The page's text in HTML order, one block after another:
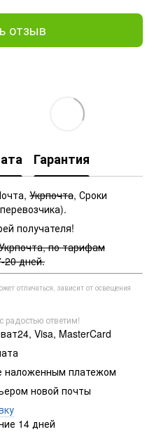
отзыв
Гарантия
Укрпочта, Сроки
получателя!
по тарифам
20 дней.
отличаться, зависит от освещения
радостью ответим!
Visa, MasterCard
наложенным платежом
новой почты
14 дней